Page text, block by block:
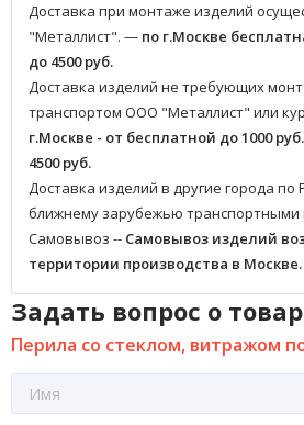
Доставка при монтаже изделий
"Металлист". — по г.Москве
до 4500 руб.
Доставка изделий не требующих
транспортом ООО "Металлист" или
г.Москве - от бесплатной до 1000 руб.
4500 руб.
Доставка изделий в другие города по
ближнему зарубежью транспортными
Самовывоз -- Самовывоз изделий
территории производства в Москве.
Задать вопрос о
Перила со стеклом, витражом